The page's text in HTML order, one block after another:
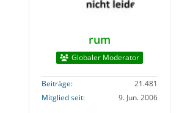
rum
Globaler Moderator
Beiträge
21.481
Mitglied seit
9. Jun. 2006